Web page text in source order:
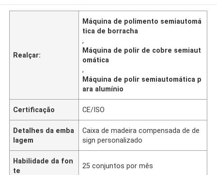
Realçar:
Máquina de polimento semiautomá
tica de borracha
,
Máquina de polir de cobre semiaut
omática
,
Máquina de polir semiautomática p
ara alumínio
Certificação CE/ISO
Detalhes da emba
lagem
Caixa de madeira compensada de de
sign personalizado
Habilidade da fon
te
25 conjuntos por mês